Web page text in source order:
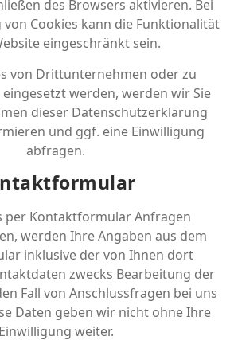
des Browsers aktivieren. Bei
Cookies kann die Funktionalität
eingeschränkt sein.
von Drittunternehmen oder zu
eingesetzt werden, werden wir Sie
dieser Datenschutzerklärung
und ggf. eine Einwilligung
abfragen.
per Kontaktformular Anfragen
werden Ihre Angaben aus dem
inklusive der von Ihnen dort
zwecks Bearbeitung der
Fall von Anschlussfragen bei uns
Daten geben wir nicht ohne Ihre
Einwilligung weiter.